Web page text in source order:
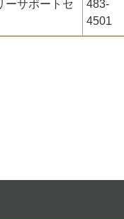
ーサポートセ
483-
4501